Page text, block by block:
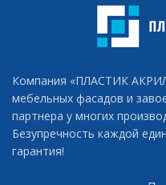
Компания «ПЛАСТИК
мебельных фасадов и
партнера у многих
Безупречность каждой
гарантия!